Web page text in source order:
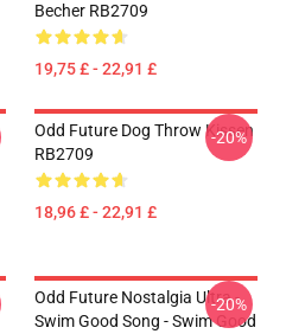
Becher RB2709
19,75 £ - 22,91 £
Odd Future Dog Throw Kissen
RB2709
18,96 £ - 22,91 £
-20%
Odd Future Nostalgia Ultra -
Swim Good Song - Swim Good
-20%